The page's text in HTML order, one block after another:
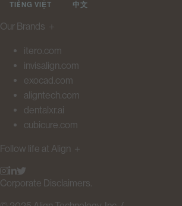
TIẾNG VIỆT
中文
Our Brands ＋
itero.com
invisalign.com
exocad.com
aligntech.com
dentalxr.ai
cubicure.com
Follow life at Align ＋
Corporate Disclaimers.